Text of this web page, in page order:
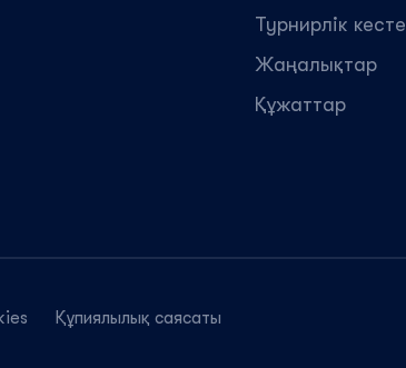
Турнирлік кесте
Жаңалықтар
Құжаттар
Құпиялылық саясаты